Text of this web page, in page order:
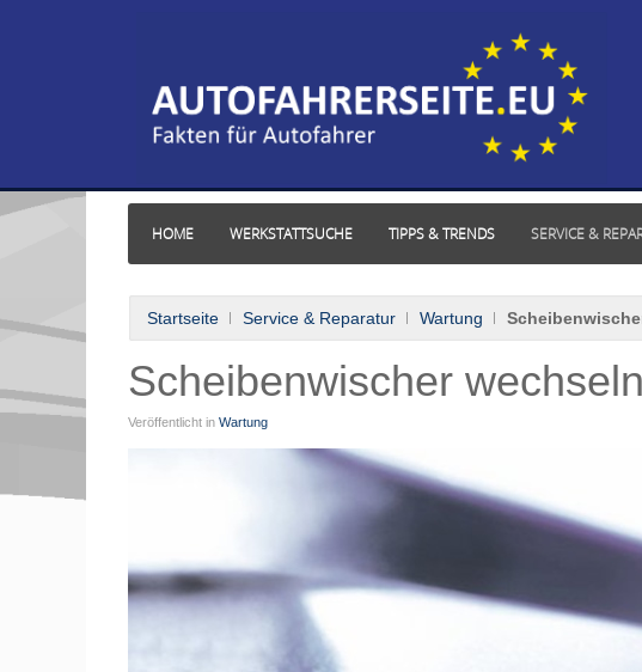
HOME WERKSTATTSUCHE TIPPS & TRENDS SERVICE &
Startseite Service & Reparatur Wartung
Scheibenwischer
Veröffentlicht in Wartung